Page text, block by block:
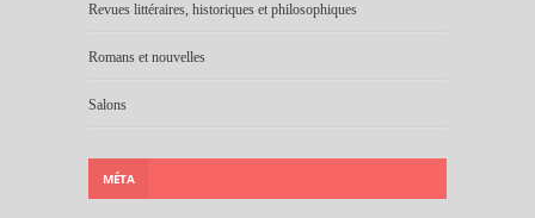
Revues littéraires, historiques et philosophiques
Romans et nouvelles
Salons
MÉTA